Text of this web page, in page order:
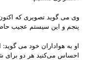
وی می گوید تصویری که
پنجم و این سیستم عجیب
او به هواداران خود می گوید:
احساس می‌کنید هر دو برای